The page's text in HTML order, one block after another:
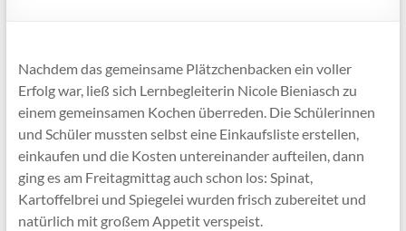
Nachdem das gemeinsame Plätzchenbacken ein voller
Erfolg war, ließ sich Lernbegleiterin Nicole Bieniasch zu
einem gemeinsamen Kochen überreden. Die Schülerinnen
und Schüler mussten selbst eine Einkaufsliste erstellen,
einkaufen und die Kosten untereinander aufteilen, dann
ging es am Freitagmittag auch schon los: Spinat,
Kartoffelbrei und Spiegelei wurden frisch zubereitet und
natürlich mit großem Appetit verspeist.